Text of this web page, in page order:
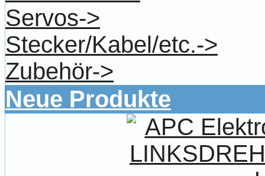
Servos->
Stecker/Kabel/etc.->
Zubehör->
Neue Produkte